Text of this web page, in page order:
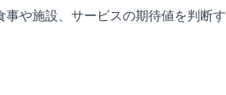
事や施設、サービスの期待値を判断す